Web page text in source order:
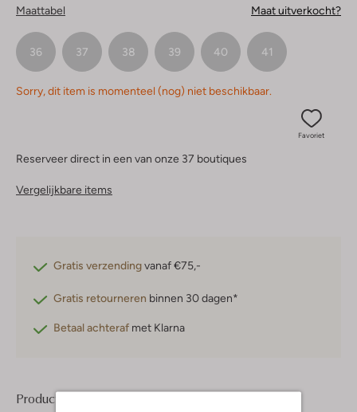
Maattabel Maat uitverkocht?
36 37 38 39 40 41
Sorry, dit item is momenteel (nog) niet beschikbaar.
Favoriet
Reserveer direct in een van onze 37 boutiques
Vergelijkbare items
Gratis verzendingvanaf €75,-
Gratis retourneren binnen 30 dagen*
Betaal achteraf met Klarna
Product informatie